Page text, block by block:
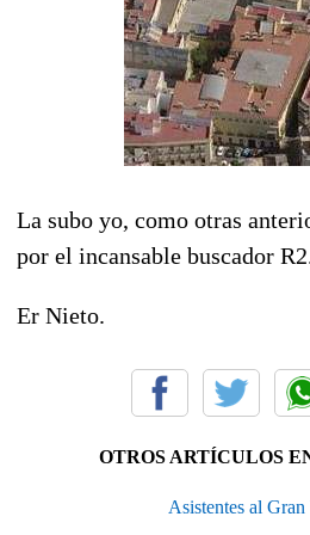
La subo yo, como otras
por el incansable buscador
Er Nieto.
OTROS ARTÍCULOS
Asistentes al Gran